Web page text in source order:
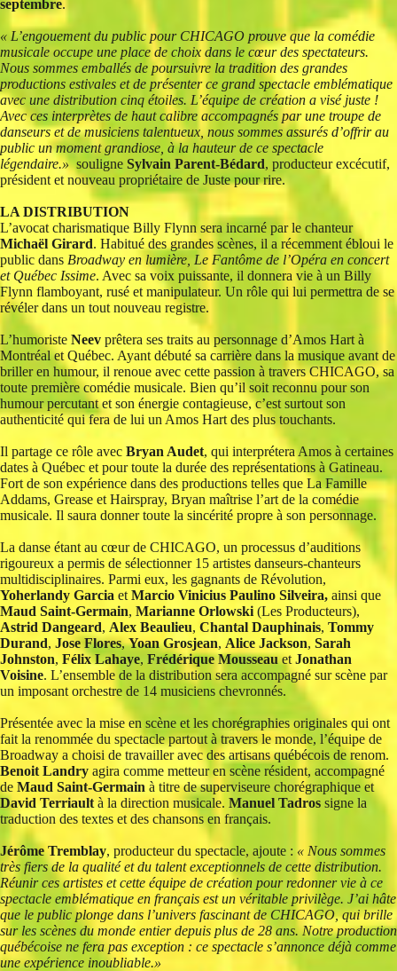
septembre.
« L’engouement du public pour CHICAGO prouve que la comédie
musicale occupe une place de choix dans le cœur des spectateurs.
Nous sommes emballés de poursuivre la tradition des grandes
productions estivales et de présenter ce grand spectacle emblématique
avec une distribution cinq étoiles. L’équipe de création a visé juste !
Avec ces interprètes de haut calibre accompagnés par une troupe de
danseurs et de musiciens talentueux, nous sommes assurés d’offrir au
public un moment grandiose, à la hauteur de ce spectacle
légendaire.» souligne Sylvain Parent-Bédard, producteur excécutif,
président et nouveau propriétaire de Juste pour rire.
LA DISTRIBUTION
L’avocat charismatique Billy Flynn sera incarné par le chanteur
Michaël Girard. Habitué des grandes scènes, il a récemment ébloui le
public dans Broadway en lumière, Le Fantôme de l’Opéra en concert
et Québec Issime. Avec sa voix puissante, il donnera vie à un Billy
Flynn flamboyant, rusé et manipulateur. Un rôle qui lui permettra de se
révéler dans un tout nouveau registre.
L’humoriste Neev prêtera ses traits au personnage d’Amos Hart à
Montréal et Québec. Ayant débuté sa carrière dans la musique avant de
briller en humour, il renoue avec cette passion à travers CHICAGO, sa
toute première comédie musicale. Bien qu’il soit reconnu pour son
humour percutant et son énergie contagieuse, c’est surtout son
authenticité qui fera de lui un Amos Hart des plus touchants.
Il partage ce rôle avec Bryan Audet, qui interprétera Amos à certaines
dates à Québec et pour toute la durée des représentations à Gatineau.
Fort de son expérience dans des productions telles que La Famille
Addams, Grease et Hairspray, Bryan maîtrise l’art de la comédie
musicale. Il saura donner toute la sincérité propre à son personnage.
La danse étant au cœur de CHICAGO, un processus d’auditions
rigoureux a permis de sélectionner 15 artistes danseurs-chanteurs
multidisciplinaires. Parmi eux, les gagnants de Révolution,
Yoherlandy Garcia et Marcio Vinicius Paulino Silveira, ainsi que
Maud Saint-Germain, Marianne Orlowski (Les Producteurs),
Astrid Dangeard, Alex Beaulieu, Chantal Dauphinais, Tommy
Durand, Jose Flores,Yoan Grosjean, Alice Jackson, Sarah
Johnston, Félix Lahaye, Frédérique Mousseauet Jonathan
Voisine. L’ensemble de la distribution sera accompagné sur scène par
un imposant orchestre de 14 musiciens chevronnés.
Présentée avec la mise en scène et les chorégraphies originales qui ont
fait la renommée du spectacle partout à travers le monde, l’équipe de
Broadway a choisi de travailler avec des artisans québécois de renom.
Benoit Landry agira comme metteur en scène résident, accompagné
de Maud Saint-Germain à titre de superviseure chorégraphique et
David Terriault à la direction musicale. Manuel Tadros signe la
traduction des textes et des chansons en français.
Jérôme Tremblay, producteur du spectacle, ajoute : « Nous sommes
très fiers de la qualité et du talent exceptionnels de cette distribution.
Réunir ces artistes et cette équipe de création pour redonner vie à ce
spectacle emblématique en français est un véritable privilège. J’ai hâte
que le public plonge dans l’univers fascinant de CHICAGO, qui brille
sur les scènes du monde entier depuis plus de 28 ans. Notre production
québécoise ne fera pas exception : ce spectacle s’annonce déjà comme
une expérience inoubliable.»